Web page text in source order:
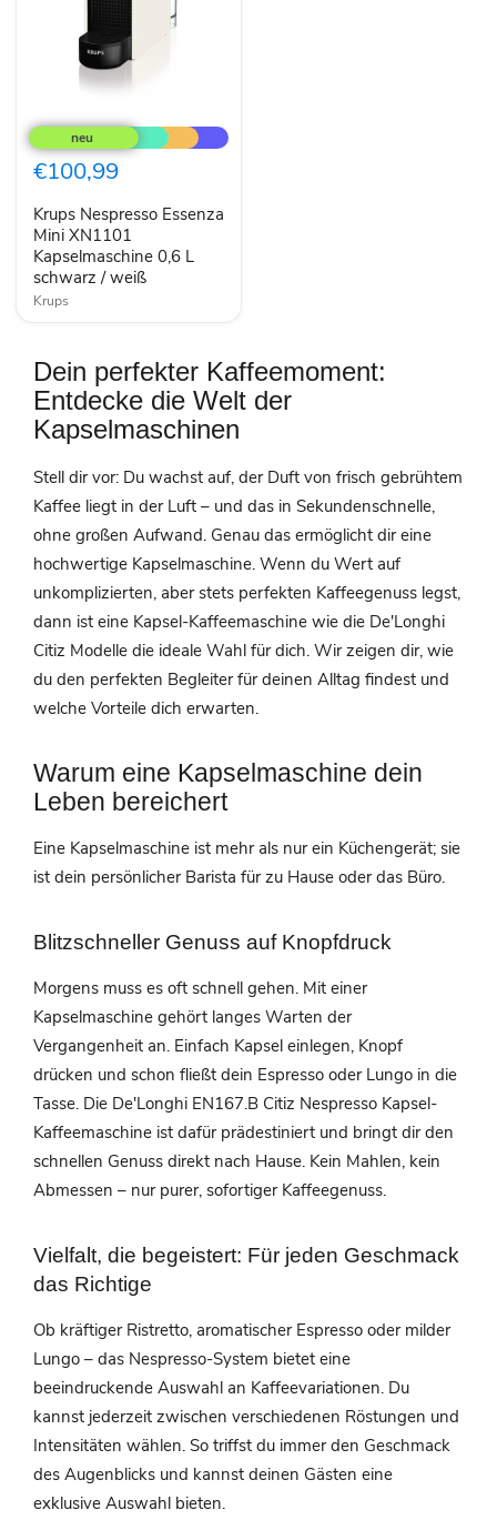
Nespresso
Essenza
Mini
XN1101
0,6
L
schwarz
weiß
€100,99
Krups Nespresso Essenza
Mini XN1101
Kapselmaschine 0,6 L
schwarz / weiß
Krups
Dein perfekter Kaffeemoment:
Entdecke die Welt der
Kapselmaschinen
Stell dir vor: Du wachst auf, der Duft von frisch gebrühtem
Kaffee liegt in der Luft – und das in Sekundenschnelle,
ohne großen Aufwand. Genau das ermöglicht dir eine
hochwertige Kapselmaschine. Wenn du Wert auf
unkomplizierten, aber stets perfekten Kaffeegenuss legst,
dann ist eine Kapsel-Kaffeemaschine wie die De'Longhi
Citiz Modelle die ideale Wahl für dich. Wir zeigen dir, wie
du den perfekten Begleiter für deinen Alltag findest und
welche Vorteile dich erwarten.
Warum eine Kapselmaschine dein
Leben bereichert
Eine Kapselmaschine ist mehr als nur ein Küchengerät; sie
ist dein persönlicher Barista für zu Hause oder das Büro.
Blitzschneller Genuss auf Knopfdruck
Morgens muss es oft schnell gehen. Mit einer
Kapselmaschine gehört langes Warten der
Vergangenheit an. Einfach Kapsel einlegen, Knopf
drücken und schon fließt dein Espresso oder Lungo in die
Tasse. Die De'Longhi EN167.B Citiz Nespresso Kapsel-
Kaffeemaschine ist dafür prädestiniert und bringt dir den
schnellen Genuss direkt nach Hause. Kein Mahlen, kein
Abmessen – nur purer, sofortiger Kaffeegenuss.
Vielfalt, die begeistert: Für jeden Geschmack
das Richtige
Ob kräftiger Ristretto, aromatischer Espresso oder milder
Lungo – das Nespresso-System bietet eine
beeindruckende Auswahl an Kaffeevariationen. Du
kannst jederzeit zwischen verschiedenen Röstungen und
Intensitäten wählen. So triffst du immer den Geschmack
des Augenblicks und kannst deinen Gästen eine
exklusive Auswahl bieten.